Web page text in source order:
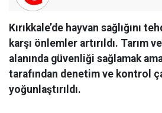
Kırıkkale’de hayvan sağlığını
karşı önlemler artırıldı. Tarım
alanında güvenliği sağlamak
tarafından denetim ve kontrol
yoğunlaştırıldı.